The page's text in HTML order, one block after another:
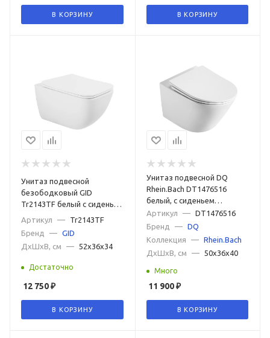
В КОРЗИНУ В КОРЗИНУ
Унитаз подвесной
безободковый GID
Tr2143TF белый с сиденьем
Артикул —
Tr2143TF
Бренд
— GID
ДxШxВ, см
— 52x36x34
Достаточно
12 750₽
В КОРЗИНУ
Унитаз подвесной DQ
Rhein.Bach DT1476516
белый, с сиденьем
микролифт
Артикул —
DT1476516
Бренд
—
DQ
Коллекция
—
Rhein.Bach
ДxШxВ, см
— 50x36x40
Много
11 900₽
В КОРЗИНУ